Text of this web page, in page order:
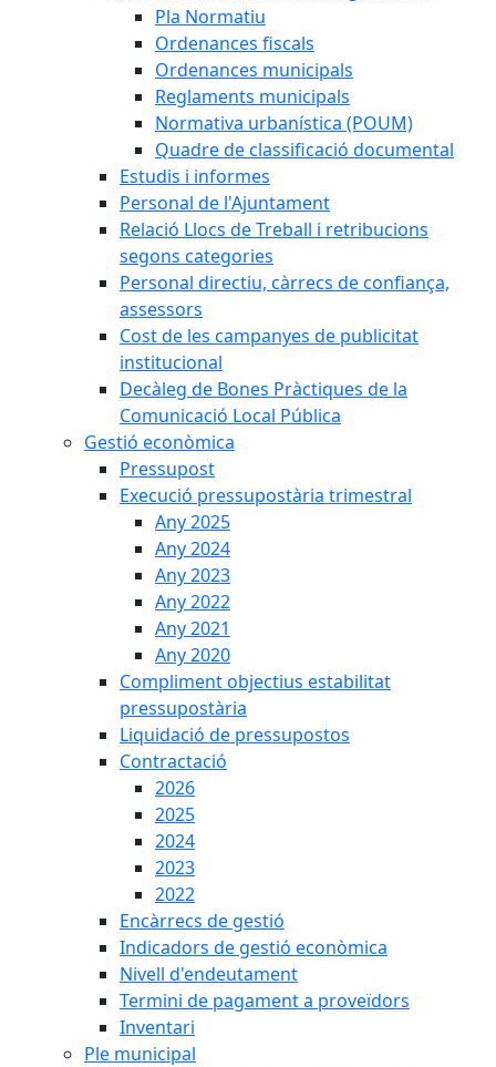
Pla Normatiu
Ordenances fiscals
Ordenances municipals
Reglaments municipals
Normativa urbanística (POUM)
Quadre de classificació documental
Estudis i informes
Personal de l'Ajuntament
Relació Llocs de Treball i retribucions
segons categories
Personal directiu, càrrecs de confiança,
assessors
Cost de les campanyes de publicitat
institucional
Decàleg de Bones Pràctiques de la
Comunicació Local Pública
Gestió econòmica
Pressupost
Execució pressupostària trimestral
Any 2025
Any 2024
Any 2023
Any 2022
Any 2021
Any 2020
Compliment objectius estabilitat
pressupostària
Liquidació de pressupostos
Contractació
2026
2025
2024
2023
2022
Encàrrecs de gestió
Indicadors de gestió econòmica
Nivell d'endeutament
Termini de pagament a proveïdors
Inventari
Ple municipal